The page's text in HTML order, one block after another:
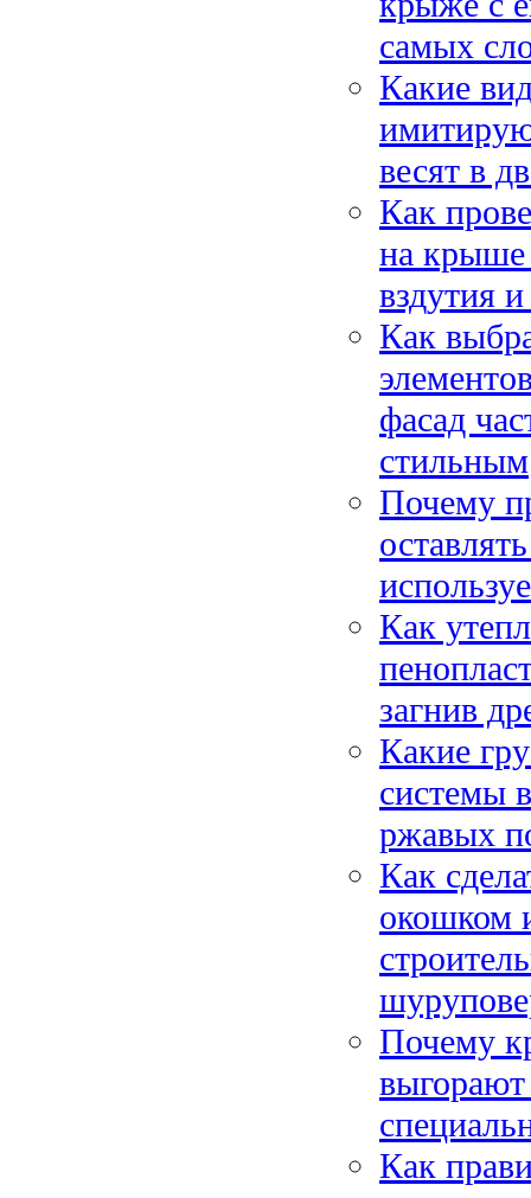
самых
Какие
весят в
Как
на крыше
вздутия
Как
фасад
стильным
Почему
Как
загнив
Какие
системы
ржавых
Как
окошком
Почему
Как